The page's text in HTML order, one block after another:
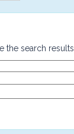
the search results.